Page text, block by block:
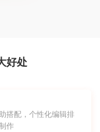
好处
搭配，个性化编辑排
作